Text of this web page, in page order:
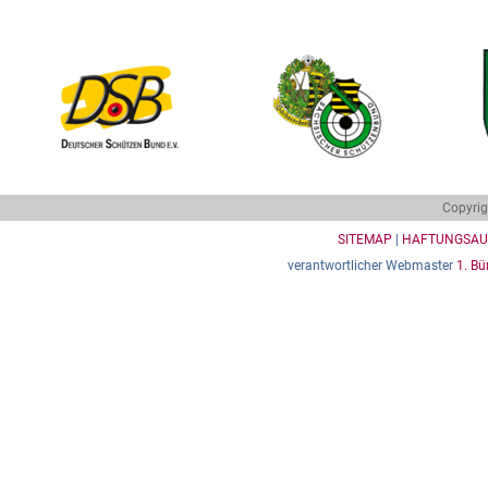
SITEMAP
verantwortlicher Webmaster 1.